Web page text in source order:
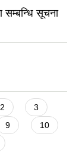
सूचना
2
3
9
10